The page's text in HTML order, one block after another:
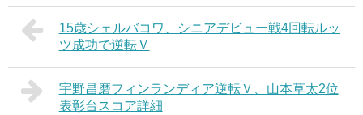
15歳シェルバコワ、シニアデビュー戦4回転ルッ
ツ成功で逆転Ｖ
宇野昌磨フィンランディア逆転Ｖ、山本草太2位
表彰台スコア詳細